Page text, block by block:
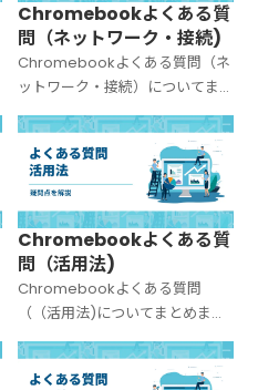
Chromebookよくある質
問（ネットワーク・接続)
Chromebookよくある質問（ネ
ットワーク・接続）についてま
とめました。
Chromebookよくある質
問（活用法)
Chromebookよくある質問
（（活用法)についてまとめまし
た。